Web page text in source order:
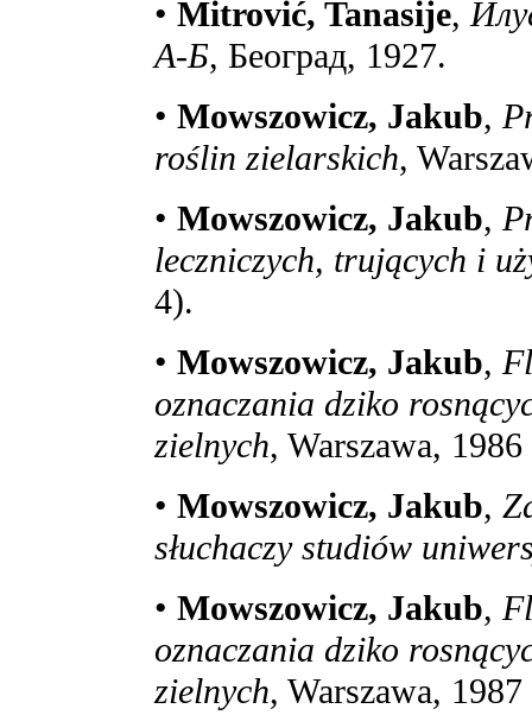
• Mitrović, Tanasije,
А-Б, Београд, 1927.
• Mowszowicz, Jakub,
roślin zielarskich,
• Mowszowicz, Jakub,
leczniczych, trujących i
4).
• Mowszowicz, Jakub,
oznaczania dziko
zielnych, Warszawa,
• Mowszowicz, Jakub,
słuchaczy studiów
• Mowszowicz, Jakub,
oznaczania dziko
zielnych, Warszawa,